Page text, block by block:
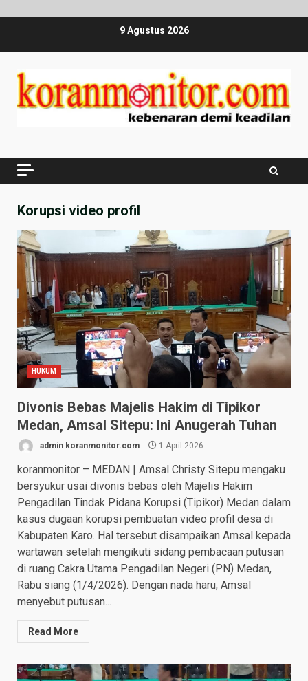
9 Agustus 2026
Korupsi video profil
HUKUM
Divonis Bebas Majelis Hakim di Tipikor
Medan, Amsal Sitepu: Ini Anugerah Tuhan
admin koranmonitor.com 1 April 2026
koranmonitor – MEDAN | Amsal Christy Sitepu mengaku
bersyukur usai divonis bebas oleh Majelis Hakim
Pengadilan Tindak Pidana Korupsi (Tipikor) Medan dalam
kasus dugaan korupsi pembuatan video profil desa di
Kabupaten Karo. Hal tersebut disampaikan Amsal kepada
wartawan setelah mengikuti sidang pembacaan putusan
di ruang Cakra Utama Pengadilan Negeri (PN) Medan,
Rabu siang (1/4/2026). Dengan nada haru, Amsal
menyebut putusan...
Read More